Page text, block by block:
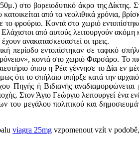
στο βορειοδυτικό άκρο της
από τα νεολιθικά χρόνια,
φρούριο. Κοντά στο χωριό
από αυτούς λειτουργούν
ανακατασκευαστεί οι τρεις.
περίοδο εντοπίστηκαν σε ταφικό
κοντά στο χωριό Φαρσάρο.
όπου η Ρέα γέννησε το Δία εν
ότι το σπήλαιο υπήρξε κατά την
Πηγής ή Βιδιανής
Στον Άγιο Γεώργιο λειτουργεί
μεγάλου πολιτικού και
viagra 25mg vzpomenout vzít v